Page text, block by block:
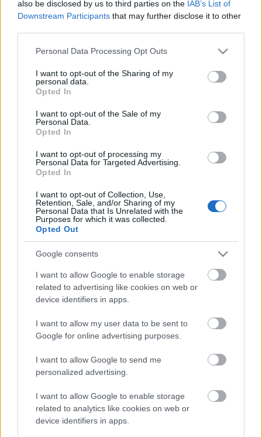
also be disclosed by us to third parties on the IAB’s List of
Downstream Participants that may further disclose it to other
Please note that this website/app uses one or more Google
not limited to your visit or usage behaviour. You may click to
grant or deny consent to Google and its third-party tags to
use your data for below specified purposes in below Google
consent section.
Personal Data Processing Opt Outs
I want to opt-out of the Sharing of my
personal data.
Opted In
I want to opt-out of the Sale of my
Personal Data.
Opted In
I want to opt-out of processing my
Personal Data for Targeted Advertising.
Opted In
I want to opt-out of Collection, Use,
Retention, Sale, and/or Sharing of my
Personal Data that Is Unrelated with the
Purposes for which it was collected.
Opted Out
Google consents
I want to allow Google to enable storage
related to advertising like cookies on web or
device identifiers in apps.
I want to allow my user data to be sent to
Google for online advertising purposes.
I want to allow Google to send me
personalized advertising.
I want to allow Google to enable storage
related to analytics like cookies on web or
device identifiers in apps.
Starobylí Shadaiqané, domorodí hadí lidé, střeží
impozantní arénu. Jen ti nejodvážnější bojovníci se
dostanou do Hlubin zkázy a pouze pár jich dokáže
dostanou živí, jsou jen bledými stíny svých bývalých
já. Bledé stíny ve zlatém brnění a se zdobenými
získat nabízené odměny?